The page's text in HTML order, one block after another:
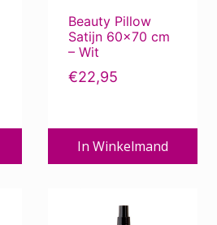
Beauty Pillow
Satijn 60×70 cm
– Wit
€22,95
In Winkelmand